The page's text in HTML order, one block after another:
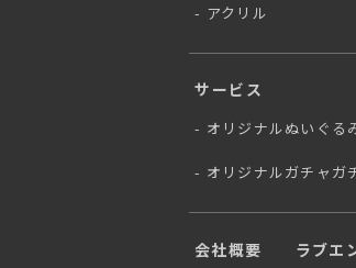
アクリル
サービス
オリジナルぬいぐる
オリジナルガチャガ
会社概要 ラブエ